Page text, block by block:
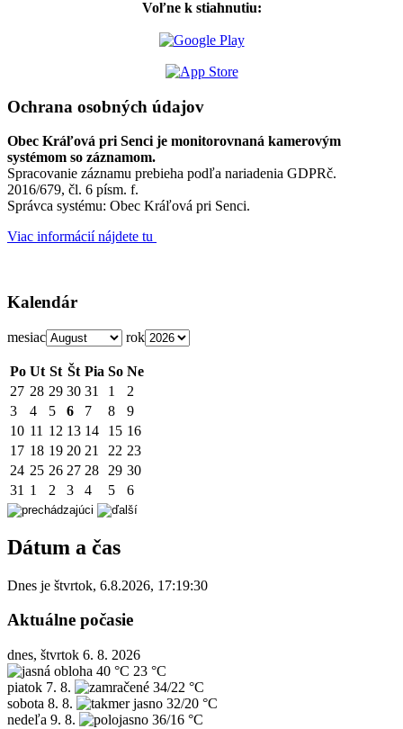
Voľne k stiahnutiu:
Ochrana osobných údajov
Obec Kráľová pri Senci je monitorovnaná kamerovým
systémom so záznamom.
Spracovanie záznamu prebieha podľa nariadenia GDPRč.
2016/679, čl. 6 písm. f.
Správca systému: Obec Kráľová pri Senci.
Viac informácií nájdete tu
Kalendár
mesiac rok
Po Ut St Št Pia So Ne
27 28 29 30 31 1
2
3
4 5 6 7 8
9
10 11 12 13 14 15 16
17 18 19 20 21 22 23
24 25 26 27 28 29 30
31 1 2 3 4 5 6
Dátum a čas
Dnes je štvrtok, 6.8.2026, 17:19:30
Aktuálne počasie
dnes, štvrtok 6. 8. 2026
40 °C 23 °C
piatok 7. 8.
34/22 °C
sobota 8. 8.
32/20 °C
nedeľa 9. 8. 36/16 °C